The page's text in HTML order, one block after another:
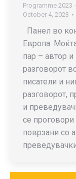
Programme 2023
October 4, 2023
Панел во
Европа:
пар – автор
разговорот
писатели и
разговорот,
и
се
поврзани со